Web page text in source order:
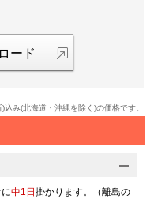
ード
み(北海道・沖縄を除く)の価格です。
に中1日掛かります。（離島の